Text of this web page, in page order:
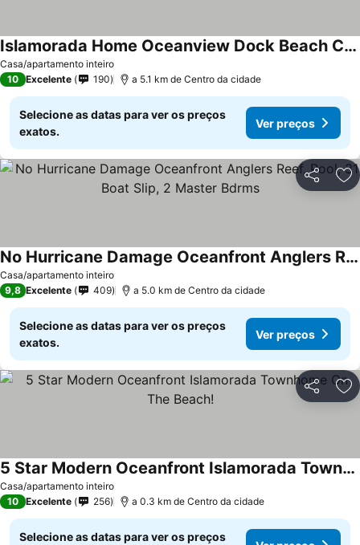
Casa/apartamento inteiro
Islamorada Home Oceanview Dock Beach Community Pool - Anglers Reef 2/2.5
10 Excelente 190 a 5.1 km de Centro da cidade
Selecione as datas para ver os preços
exatos.
Ver preços
Partilhar
Casa/apartamento inteiro
No Hurricane Damage Oceanfront Anglers Reef, Pool, 31 Boat Slip, 2 Master Bdrms
9,8 Excelente 409 a 5.0 km de Centro da cidade
Selecione as datas para ver os preços
exatos.
Ver preços
Partilhar
Casa/apartamento inteiro
5 Star Modern Oceanfront Islamorada Townhome On The Beach!
10 Excelente 256 a 0.3 km de Centro da cidade
Selecione as datas para ver os preços